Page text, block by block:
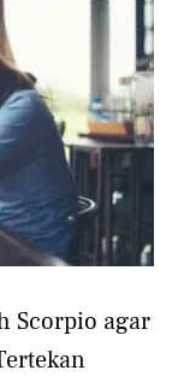
Scorpio agar